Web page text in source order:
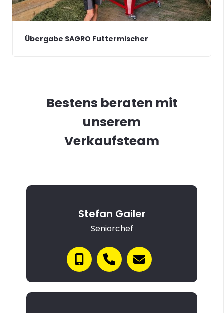
Übergabe SAGRO Futtermischer
Bestens beraten mit
unserem
Verkaufsteam
Stefan Gailer
Seniorchef